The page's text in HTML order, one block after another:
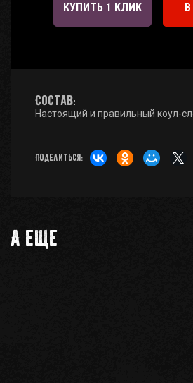
КУПИТЬ 1 КЛИК
Состав:
Настоящий и правильный коул-
Поделиться:
А еще